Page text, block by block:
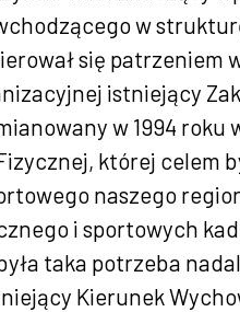
w
się patrzeniem
istniejący
w 1994
której celem
naszego
i sportowych
taka potrzeba
Kierunek